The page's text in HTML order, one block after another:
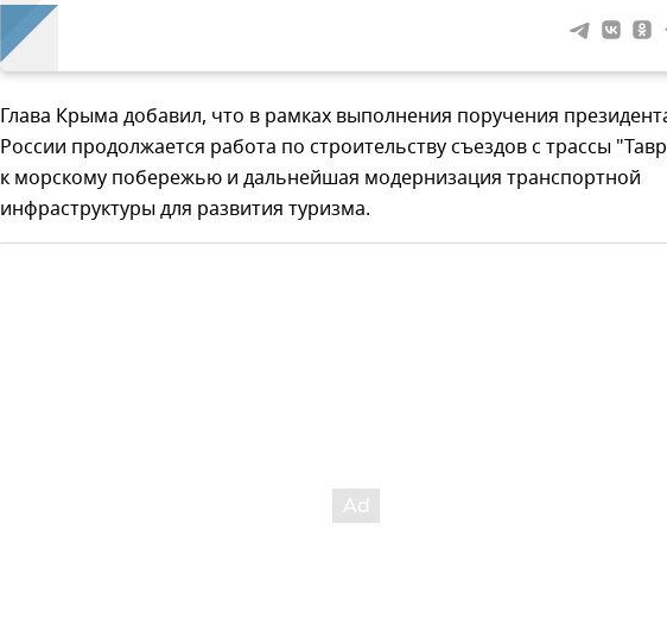
Глава Крыма добавил, что в рамках выполнения поручения
России продолжается работа по строительству съездов с трассы
к морскому побережью и дальнейшая модернизация транспортной
инфраструктуры для развития туризма.